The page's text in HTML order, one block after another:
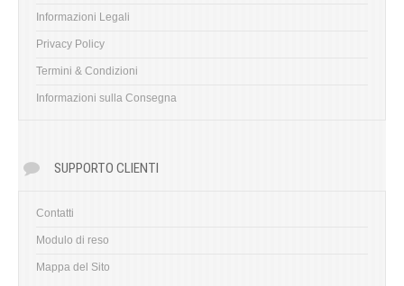
Informazioni Legali
Privacy Policy
Termini & Condizioni
Informazioni sulla Consegna
SUPPORTO CLIENTI
Contatti
Modulo di reso
Mappa del Sito